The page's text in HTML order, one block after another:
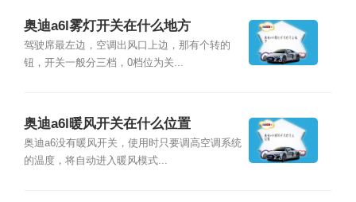
奥迪a6l雾灯开关在什么地方
驾驶席最左边，空调出风口上边，那有个转的
钮，开关一般分三档，0档位为关...
奥迪a6l暖风开关在什么位置
奥迪a6没有暖风开关，使用时只要调高空调系统
的温度，将自动进入暖风模式...